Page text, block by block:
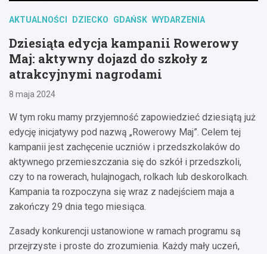
AKTUALNOŚCI DZIECKO GDAŃSK WYDARZENIA
Dziesiąta edycja kampanii Rowerowy
Maj: aktywny dojazd do szkoły z
atrakcyjnymi nagrodami
8 maja 2024
W tym roku mamy przyjemność zapowiedzieć dziesiątą już
edycję inicjatywy pod nazwą „Rowerowy Maj”. Celem tej
kampanii jest zachęcenie uczniów i przedszkolaków do
aktywnego przemieszczania się do szkół i przedszkoli,
czy to na rowerach, hulajnogach, rolkach lub deskorolkach.
Kampania ta rozpoczyna się wraz z nadejściem maja a
zakończy 29 dnia tego miesiąca.
Zasady konkurencji ustanowione w ramach programu są
przejrzyste i proste do zrozumienia. Każdy mały uczeń,